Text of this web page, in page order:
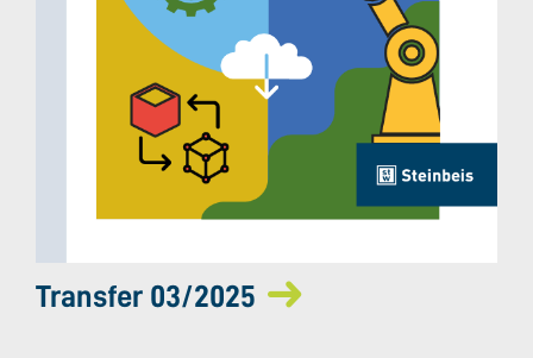
Transfer 03/2025